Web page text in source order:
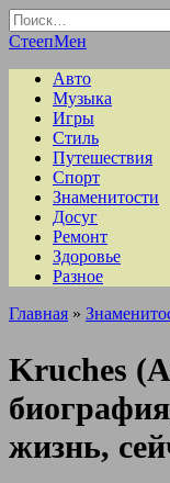
Перейти
к
Search
for:
СтеепМен
Авто
Музыка
Игры
Стиль
Путешествия
Спорт
Знаменитости
Досуг
Ремонт
Здоровье
Разное
Главная »
Kruches
жизнь,